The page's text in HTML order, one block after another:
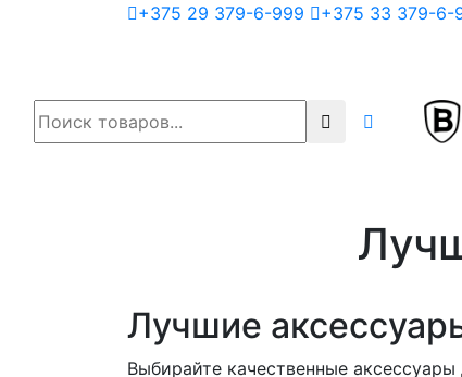
+375 29 379-6-999 +375 33 379-6-
Лучшие
Выбирайте качественные